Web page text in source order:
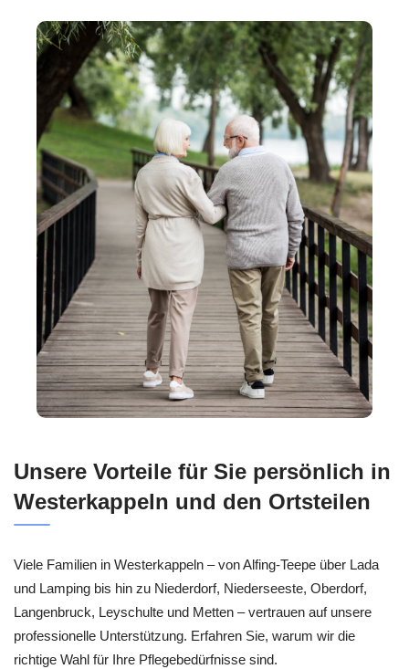
Unsere Vorteile für Sie persönlich in
Westerkappeln und den Ortsteilen
Viele Familien in Westerkappeln – von Alfing-Teepe über Lada
und Lamping bis hin zu Niederdorf, Niederseeste, Oberdorf,
Langenbruck, Leyschulte und Metten – vertrauen auf unsere
professionelle Unterstützung. Erfahren Sie, warum wir die
richtige Wahl für Ihre Pflegebedürfnisse sind.